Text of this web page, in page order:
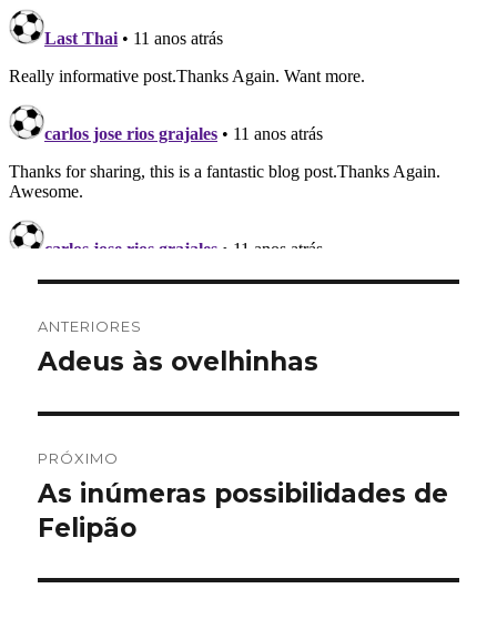
de
ANTERIORES
Post
Adeus às ovelhinhas
PRÓXIMO
Próximo
post:
As inúmeras possibilidades de
Felipão